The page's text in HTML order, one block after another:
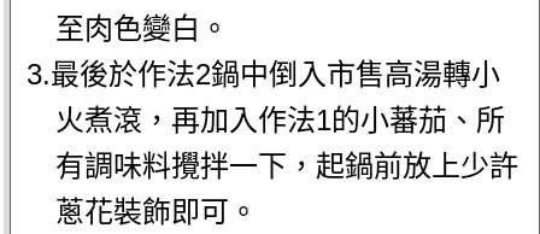
至肉色變白。
3.最後於作法2鍋中倒入市售高湯轉小
火煮滾，再加入作法1的小蕃茄、所
有調味料攪拌一下，起鍋前放上少許
蔥花裝飾即可。